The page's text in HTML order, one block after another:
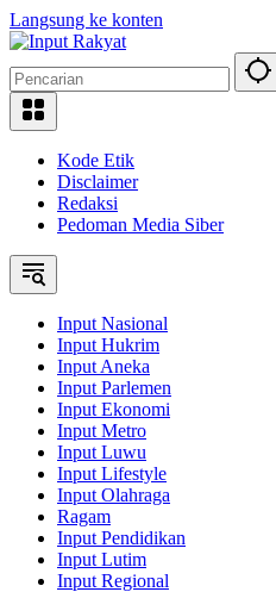
Langsung ke konten
Kode Etik
Disclaimer
Redaksi
Pedoman Media Siber
Input Nasional
Input Hukrim
Input Aneka
Input Parlemen
Input Ekonomi
Input Metro
Input Luwu
Input Lifestyle
Input Olahraga
Ragam
Input Pendidikan
Input Lutim
Input Regional